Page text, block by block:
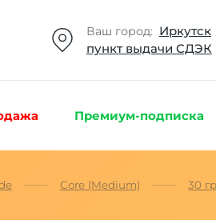
Ваш город: Иркутск
пункт выдачи СДЭК
Премиум-подписка
Товар
Добавлено
Core (Medium) 30